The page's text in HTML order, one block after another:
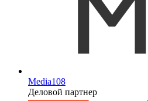
Media108
Деловой партнер